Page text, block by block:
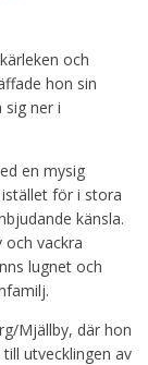
och
hon sin
ner i
en mysig
för i stora
känsla.
och vackra
lugnet och
Mjällby, där hon
utvecklingen av